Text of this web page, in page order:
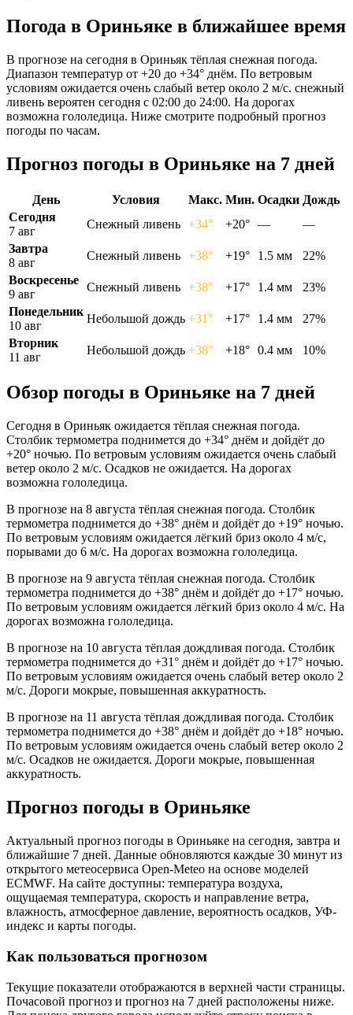
Погода в Ориньяке в ближайшее время
В прогнозе на сегодня в Ориньяк тёплая снежная погода.
Диапазон температур от +20 до +34° днём. По ветровым
условиям ожидается очень слабый ветер около 2 м/с. снежный
ливень вероятен сегодня с 02:00 до 24:00. На дорогах
возможна гололедица. Ниже смотрите подробный прогноз
погоды по часам.
Прогноз погоды в Ориньяке на 7 дней
День Условия Макс. Мин. Осадки Дождь
Сегодня
7 авг
Снежный ливень +34° +20° —
—
Завтра
8 авг
Снежный ливень +38° +19° 1.5 мм
22%
Воскресенье
9 авг
Снежный ливень +38° +17° 1.4 мм
23%
Понедельник
10 авг
Небольшой дождь +31° +17° 1.4 мм
27%
Вторник
11 авг
Небольшой дождь +38° +18° 0.4 мм 10%
Обзор погоды в Ориньяке на 7 дней
Сегодня в Ориньяк ожидается тёплая снежная погода.
Столбик термометра поднимется до +34° днём и дойдёт до
+20° ночью. По ветровым условиям ожидается очень слабый
ветер около 2 м/с. Осадков не ожидается. На дорогах
возможна гололедица.
В прогнозе на 8 августа тёплая снежная погода. Столбик
термометра поднимется до +38° днём и дойдёт до +19° ночью.
По ветровым условиям ожидается лёгкий бриз около 4 м/с,
порывами до 6 м/с. На дорогах возможна гололедица.
В прогнозе на 9 августа тёплая снежная погода. Столбик
термометра поднимется до +38° днём и дойдёт до +17° ночью.
По ветровым условиям ожидается лёгкий бриз около 4 м/с. На
дорогах возможна гололедица.
В прогнозе на 10 августа тёплая дождливая погода. Столбик
термометра поднимется до +31° днём и дойдёт до +17° ночью.
По ветровым условиям ожидается очень слабый ветер около 2
м/с. Дороги мокрые, повышенная аккуратность.
В прогнозе на 11 августа тёплая дождливая погода. Столбик
термометра поднимется до +38° днём и дойдёт до +18° ночью.
По ветровым условиям ожидается очень слабый ветер около 2
м/с. Осадков не ожидается. Дороги мокрые, повышенная
аккуратность.
Прогноз погоды в Ориньяке
Актуальный прогноз погоды в Ориньяке на сегодня, завтра и
ближайшие 7 дней. Данные обновляются каждые 30 минут из
открытого метеосервиса Open-Meteo на основе моделей
ECMWF. На сайте доступны: температура воздуха,
ощущаемая температура, скорость и направление ветра,
влажность, атмосферное давление, вероятность осадков, УФ-
индекс и карты погоды.
Как пользоваться прогнозом
Текущие показатели отображаются в верхней части страницы.
Почасовой прогноз и прогноз на 7 дней расположены ниже.